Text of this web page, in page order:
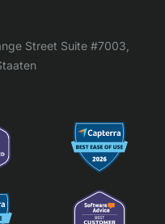
Street Suite #7003,